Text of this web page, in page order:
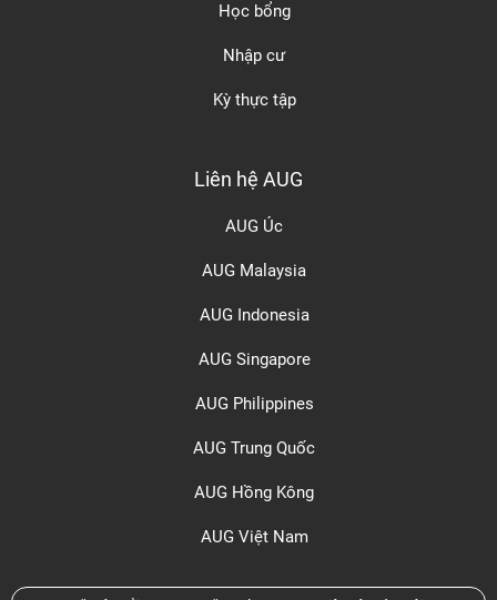
Học bổng
Nhập cư
Kỳ thực tập
Liên hệ AUG
AUG Úc
AUG Malaysia
AUG Indonesia
AUG Singapore
AUG Philippines
AUG Trung Quốc
AUG Hồng Kông
AUG Việt Nam